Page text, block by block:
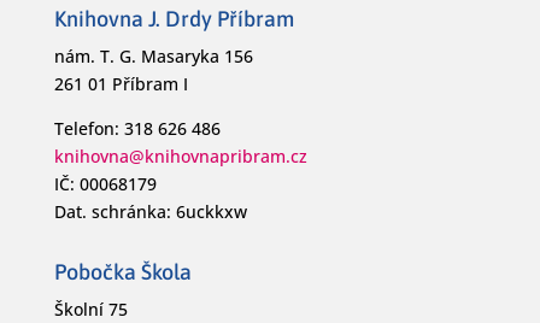
Knihovna J. Drdy Příbram
nám. T. G. Masaryka 156
261 01 Příbram I
Telefon: 318 626 486
knihovna@knihovnapribram.cz
IČ: 00068179
Dat. schránka: 6uckkxw
Pobočka Škola
Školní 75